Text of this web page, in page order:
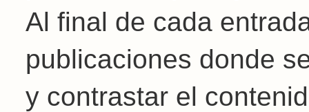
Al final de cada
publicaciones donde
y contrastar el